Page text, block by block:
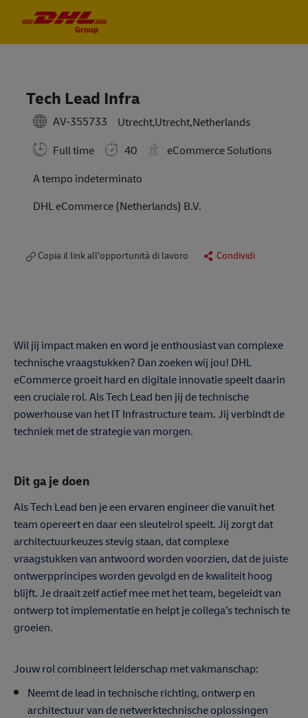
Tech Lead Infra
AV-355733
Utrecht,Utrecht,Netherlands
Full time
40
eCommerce Solutions
A tempo indeterminato
DHL eCommerce (Netherlands) B.V.
Copia il link all’opportunità di lavoro Condividi
Wil jij impact maken en word je enthousiast van complexe
technische vraagstukken? Dan zoeken wij jou! DHL
eCommerce groeit hard en digitale innovatie speelt daarin
een cruciale rol. Als Tech Lead ben jij de technische
powerhouse van het IT Infrastructure team. Jij verbindt de
techniek met de strategie van morgen.
Dit ga je doen
Als Tech Lead ben je een ervaren engineer die vanuit het
team opereert en daar een sleutelrol speelt. Jij zorgt dat
architectuurkeuzes stevig staan, dat complexe
vraagstukken van antwoord worden voorzien, dat de juiste
ontwerpprincipes worden gevolgd en de kwaliteit hoog
blijft. Je draait zelf actief mee met het team, begeleidt van
ontwerp tot implementatie en helpt je collega’s technisch te
groeien.
Jouw rol combineert leiderschap met vakmanschap:
Neemt de lead in technische richting, ontwerp en
architectuur van de netwerktechnische oplossingen